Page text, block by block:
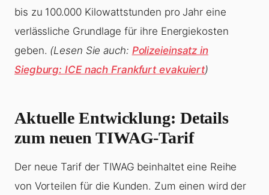
bis zu 100.000 Kilowattstunden pro Jahr eine
verlässliche Grundlage für ihre Energiekosten
geben. (Lesen Sie auch: Polizeieinsatz in
Siegburg: ICE nach Frankfurt evakuiert)
Aktuelle Entwicklung: Details
zum neuen TIWAG-Tarif
Der neue Tarif der TIWAG beinhaltet eine Reihe
von Vorteilen für die Kunden. Zum einen wird der